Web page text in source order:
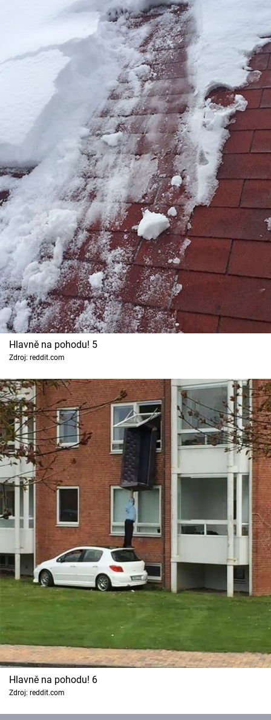
Hlavně na pohodu! 5
Zdroj: reddit.com
Hlavně na pohodu! 6
Zdroj: reddit.com